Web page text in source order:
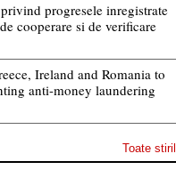
progresele inregistrate
cooperare si de verificare
Ireland and Romania to
anti-money laundering
Toate